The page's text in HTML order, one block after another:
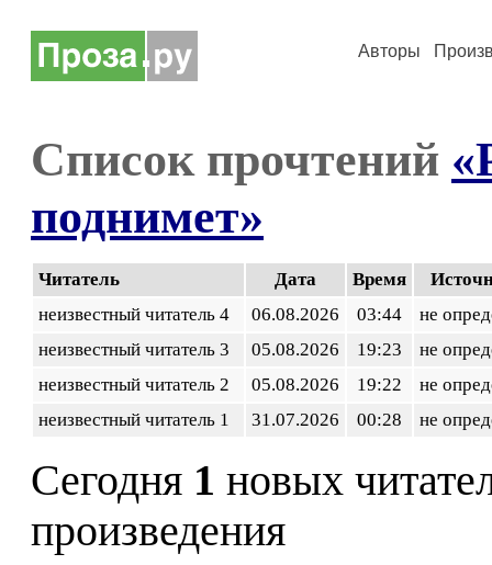
Авторы
Список прочтений
поднимет»
Читатель Дата Время
неизвестный читатель 4
06.08.2026 03:44
не
неизвестный читатель 3
05.08.2026 19:23
не
неизвестный читатель 2
05.08.2026 19:22
не
неизвестный читатель 1
31.07.2026 00:28 не
Сегодня 1 новых
произведения